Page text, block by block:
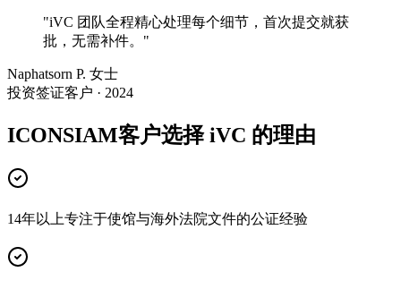
"iVC 团队全程精心处理每个细节，首次提交就获
批，无需补件。 "
Naphatsorn P. 女士
投资签证客户 · 2024
ICONSIAM客户选择 iVC 的理由
14年以上专注于使馆与海外法院文件的公证经验